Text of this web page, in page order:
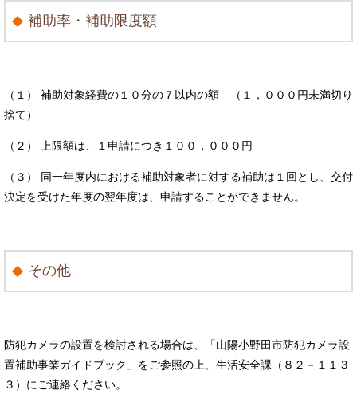
補助率・補助限度額
（１） 補助対象経費の１０分の７以内の額 （１，０００円未満切り
捨て）
（２） 上限額は、１申請につき１００，０００円
（３） 同一年度内における補助対象者に対する補助は１回とし、交付
決定を受けた年度の翌年度は、申請することができません。
その他
防犯カメラの設置を検討される場合は、「山陽小野田市防犯カメラ設
置補助事業ガイドブック」をご参照の上、生活安全課（８２－１１３
３）にご連絡ください。